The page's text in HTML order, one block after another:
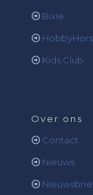
Bixie
Kids Club
Over ons
Contact
Nieuws